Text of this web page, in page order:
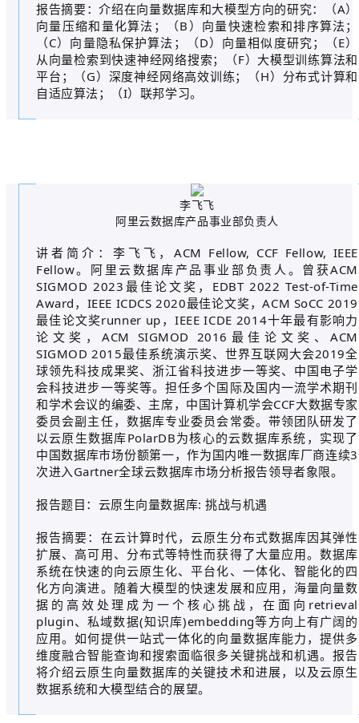
报告摘要：介绍在向量数据库和大模型方向的研究：（A）
向量压缩和量化算法；（B）向量快速检索和排序算法；
（C）向量隐私保护算法；（D）向量相似度研究；（E）
从向量检索到快速神经网络搜索；（F）大模型训练算法和
平台；（G）深度神经网络高效训练；（H）分布式计算和
自适应算法；（I）联邦学习。
李飞飞
阿里云数据库产品事业部负责人
讲者简介：李飞飞，ACM Fellow, CCF Fellow, IEEE
Fellow。阿里云数据库产品事业部负责人。曾获ACM
SIGMOD 2023最佳论文奖，EDBT 2022 Test-of-Time
Award，IEEE ICDCS 2020最佳论文奖，ACM SoCC 2019
最佳论文奖runner up，IEEE ICDE 2014十年最有影响力
论文奖，ACM SIGMOD 2016最佳论文奖、ACM
SIGMOD 2015最佳系统演示奖、世界互联网大会2019全
球领先科技成果奖、浙江省科技进步一等奖、中国电子学
会科技进步一等奖等。担任多个国际及国内一流学术期刊
和学术会议的编委、主席，中国计算机学会CCF大数据专家
委员会副主任，数据库专业委员会常委。带领团队研发了
以云原生数据库PolarDB为核心的云数据库系统，实现了
中国数据库市场份额第一，作为国内唯一数据库厂商连续3
次进入Gartner全球云数据库市场分析报告领导者象限。
报告题目：云原生向量数据库: 挑战与机遇
报告摘要：在云计算时代，云原生分布式数据库因其弹性
扩展、高可用、分布式等特性而获得了大量应用。数据库
系统在快速的向云原生化、平台化、一体化、智能化的四
化方向演进。随着大模型的快速发展和应用，海量向量数
据的高效处理成为一个核心挑战，在面向retrieval
plugin、私域数据(知识库)embedding等方向上有广阔的
应用。如何提供一站式一体化的向量数据库能力，提供多
维度融合智能查询和搜索面临很多关键挑战和机遇。报告
将介绍云原生向量数据库的关键技术和进展，以及云原生
数据系统和大模型结合的展望。